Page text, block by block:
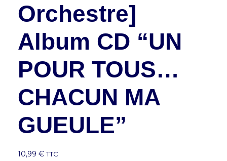
Orchestre]
Album CD “UN
POUR TOUS…
CHACUN MA
GUEULE”
10,99 € TTC